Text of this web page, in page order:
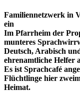
Familiennetzwerk in
ein
Im Pfarrheim der
munteres
Deutsch, Arabisch
ehrenamtliche Helfer
Es ist Sprachcafé
Flüchtlinge hier
Heimat.